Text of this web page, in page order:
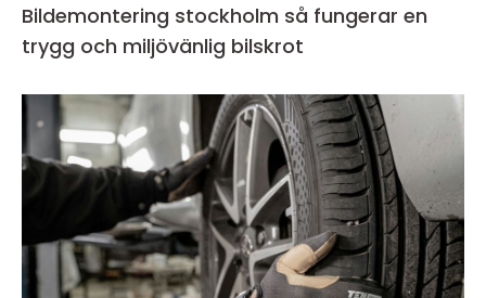
Bildemontering stockholm så fungerar en
trygg och miljövänlig bilskrot